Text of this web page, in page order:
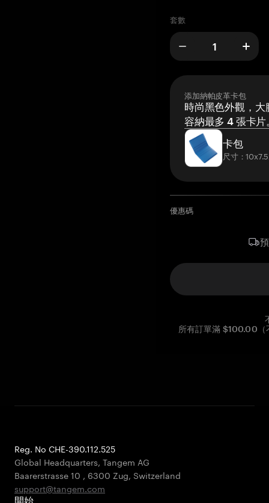
套數
添加納帕皮革卡包
時尚黑色外觀，大
容納最多 4 張卡片
卡包
尺寸：
優惠碼
所有訂單滿 $100.00（
Reg. No CHE-390.112.525
Global Headquarters, Tangem AG
Baarerstrasse 10 , 6300 Zug, Switzerland
support@tangem.com
開始